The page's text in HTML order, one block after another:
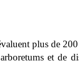
plus de 200
et de